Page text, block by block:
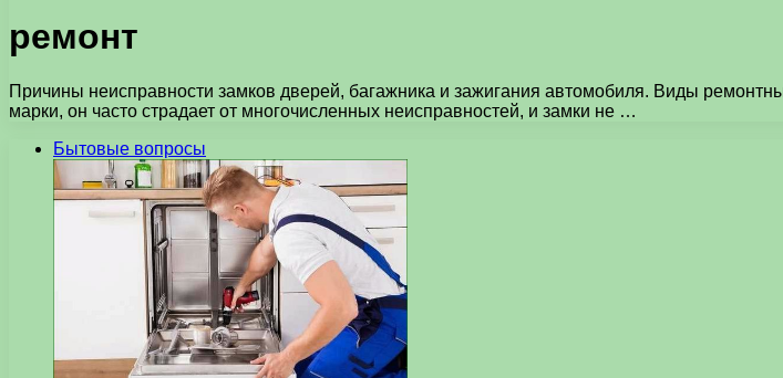
ремонт
Причины неисправности замков дверей, багажника и зажигания автомобиля. Виды
марки, он часто страдает от многочисленных неисправностей, и замки не …
Бытовые вопросы